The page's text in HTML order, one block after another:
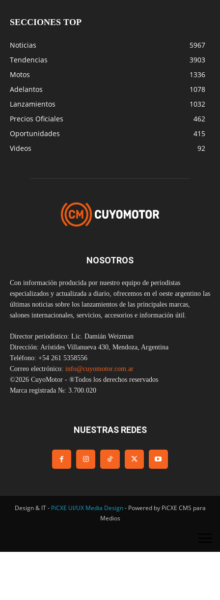
SECCIONES TOP
Noticias
5967
Tendencias
3903
Motos
1336
Adelantos
1078
Lanzamientos
1032
Precios Oficiales
462
Oportunidades
415
Videos
92
NOSOTROS
Con información producida por nuestro equipo de periodistas
especializados y actualizada a diario, ofrecemos en el oeste argentino las
últimas noticias sobre los lanzamientos de las principales marcas,
salones internacionales, servicios, accesorios e información útil.
Director periodístico: Lic. Damián Weizman
Dirección: Arístides Villanueva 430, Mendoza, Argentina
Teléfono: +54 261 5358556
Correo electrónico: info@cuyomotor.com.ar
©2026 CuyoMotor - ®Todos los derechos reservados
Marca registrada №: 3.700.020
NUESTRAS REDES
Design & IT - PiCXE UI/UX Media Design- Powered by PiCXE CMS para
Medios